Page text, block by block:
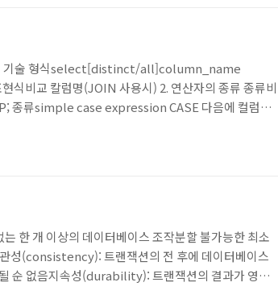
건 기술 형식select[distinct/all]column_name
비교 칼럼명(JOIN 사용시) 2. 연산자의 종류 종류비
종류simple case expression CASE 다음에 컬럼이
한 개 이상의 데이터베이스 조작분할 불가능한 최소
(consistency): 트랜잭션의 전 후에 데이터베이스
순 없음지속성(durability): 트랜잭션의 결과가 영구